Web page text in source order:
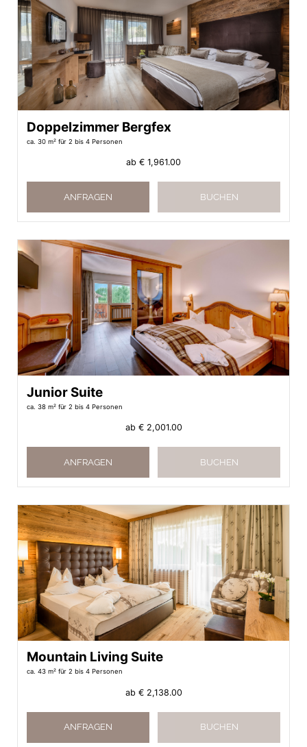
Doppelzimmer Bergfex
ca. 30 m² für 2 bis 4 Personen
ab € 1,961.00
ANFRAGEN BUCHEN
Junior Suite
ca. 38 m² für 2 bis 4 Personen
ab € 2,001.00
ANFRAGEN BUCHEN
Mountain Living Suite
ca. 43 m² für 2 bis 4 Personen
ab € 2,138.00
ANFRAGEN BUCHEN